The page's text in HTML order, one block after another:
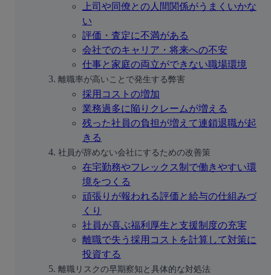
上司や同僚との人間関係がうまくいかな
い
評価・査定に不満がある
会社でのキャリア・将来への不安
仕事と家庭の両立ができない職場環境
離職率が高いことで発生する弊害
採用コストの増加
業務過多に陥りクレームが増える
残った社員の負担が増えて連鎖退職が起
きる
社員が辞めない会社にするための改善策
在宅勤務やフレックス制で働きやすい環
境をつくる
頑張りが報われる評価と給与の仕組みづ
くり
社員が喜ぶ福利厚生と支援制度の充実
離職で失う採用コストを計算して対策に
投資する
離職リスクの早期察知と具体的な対処法